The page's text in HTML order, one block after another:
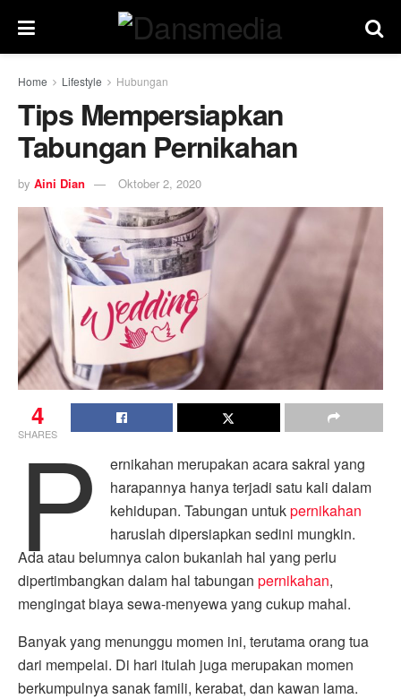
Home Lifestyle Hubungan
Tips Mempersiapkan
Tabungan Pernikahan
by Aini Dian Oktober 2, 2020
4
SHARES
P
ernikahan merupakan acara sakral yang
harapannya hanya terjadi satu kali dalam
kehidupan. Tabungan untukpernikahan
haruslah dipersiapkan sedini mungkin.
Ada atau belumnya calon bukanlah hal yang perlu
dipertimbangkan dalam hal tabungan pernikahan,
mengingat biaya sewa-menyewa yang cukup mahal.
Banyak yang menunggu momen ini, terutama orang tua
dari mempelai. Di hari itulah juga merupakan momen
berkumpulnya sanak famili, kerabat, dan kawan lama.